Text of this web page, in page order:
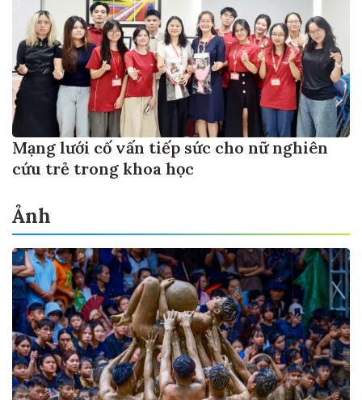
Mạng lưới cố vấn tiếp sức cho nữ nghiên
cứu trẻ trong khoa học
Ảnh